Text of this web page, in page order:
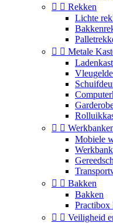
  Rekken
Lichte
  Metale
 
Mobiele
  Bakken
Bakken
Practibox
  Veiligheid